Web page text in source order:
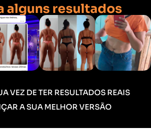
alguns resultados
VEZ DE TER RESULTADOS REAIS
A SUA MELHOR VERSÃO